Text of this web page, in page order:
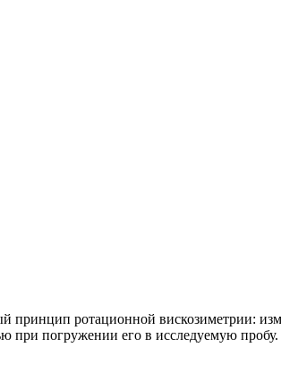
ротационной вискозиметрии:
при погружении его в исследуемую пробу.